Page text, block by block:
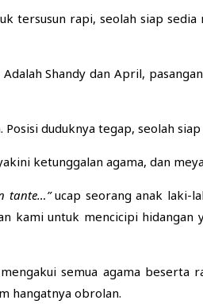
tersusun rapi, seolah siap sedia
Shandy dan April,
duduknya tegap, seolah
ketunggalan agama, dan
tante…”ucap seorang anak laki-
kami untuk mencicipi
semua agama beserta
hangatnya obrolan.